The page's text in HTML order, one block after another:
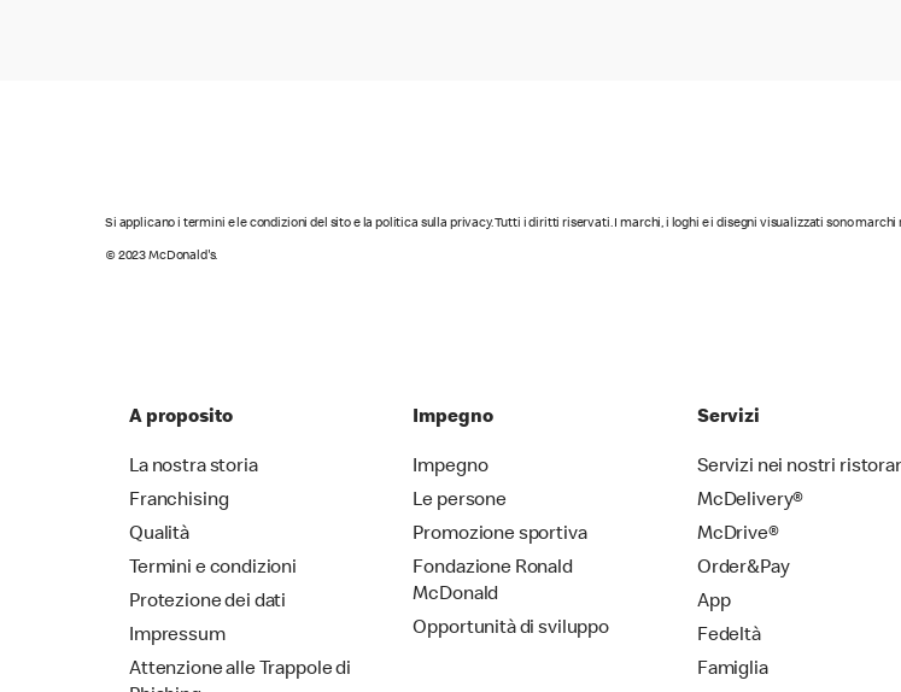
Si applicano i termini e le condizioni del sito e la politica sulla privacy. Tutti i diritti riservati. I marchi, i loghi e i disegni visualizzati sono
© 2023 McDonald's.
A proposito
La nostra storia
Franchising
Qualità
Termini e condizioni
Protezione dei dati
Impressum
Attenzione alle Trappole di
Impegno
Impegno
Le persone
Promozione sportiva
Fondazione Ronald
McDonald
Opportunità di sviluppo
Servizi
Servizi nei nostri
McDelivery®
McDrive®
Order&Pay
App
Fedeltà
Famiglia